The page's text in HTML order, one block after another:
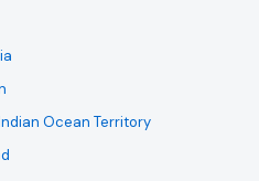
所需产品提交报价。
同样业务的供应商。
Ocean Territory